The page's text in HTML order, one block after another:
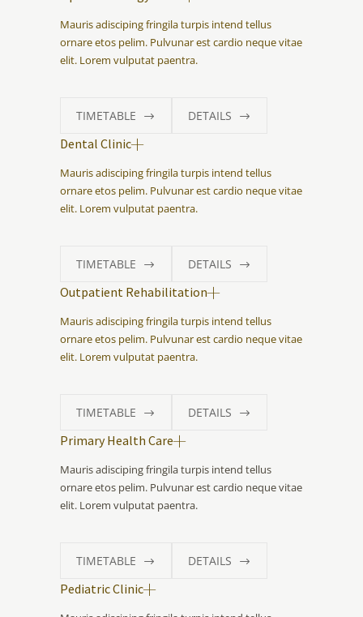
Mauris adisciping fringila turpis intend tellus
ornare etos pelim. Pulvunar est cardio neque vitae
elit. Lorem vulputat paentra.
TIMETABLE DETAILS
Dental Clinic
Mauris adisciping fringila turpis intend tellus
ornare etos pelim. Pulvunar est cardio neque vitae
elit. Lorem vulputat paentra.
TIMETABLE DETAILS
Outpatient Rehabilitation
Mauris adisciping fringila turpis intend tellus
ornare etos pelim. Pulvunar est cardio neque vitae
elit. Lorem vulputat paentra.
TIMETABLE DETAILS
Primary Health Care
Mauris adisciping fringila turpis intend tellus
ornare etos pelim. Pulvunar est cardio neque vitae
elit. Lorem vulputat paentra.
TIMETABLE DETAILS
Pediatric Clinic